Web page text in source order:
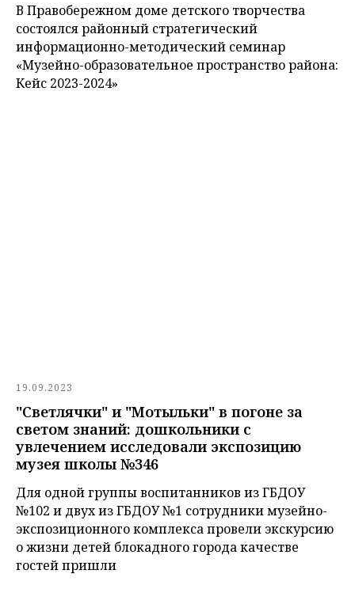
В Правобережном доме детского творчества
состоялся районный стратегический
информационно-методический семинар
«Музейно-образовательное пространство района:
Кейс 2023-2024»
19.09.2023
"Светлячки" и "Мотыльки" в погоне за
светом знаний: дошкольники с
увлечением исследовали экспозицию
музея школы №346
Для одной группы воспитанников из ГБДОУ
№102 и двух из ГБДОУ №1 сотрудники музейно-
экспозиционного комплекса провели экскурсию
о жизни детей блокадного города качестве
гостей пришли